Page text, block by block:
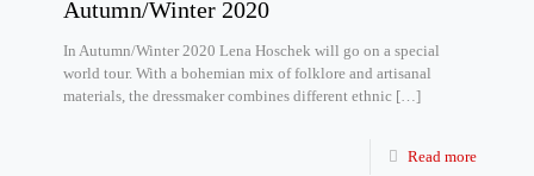
Autumn/Winter 2020
In Autumn/Winter 2020 Lena Hoschek will go on a special
world tour. With a bohemian mix of folklore and artisanal
materials, the dressmaker combines different ethnic […]
Read more